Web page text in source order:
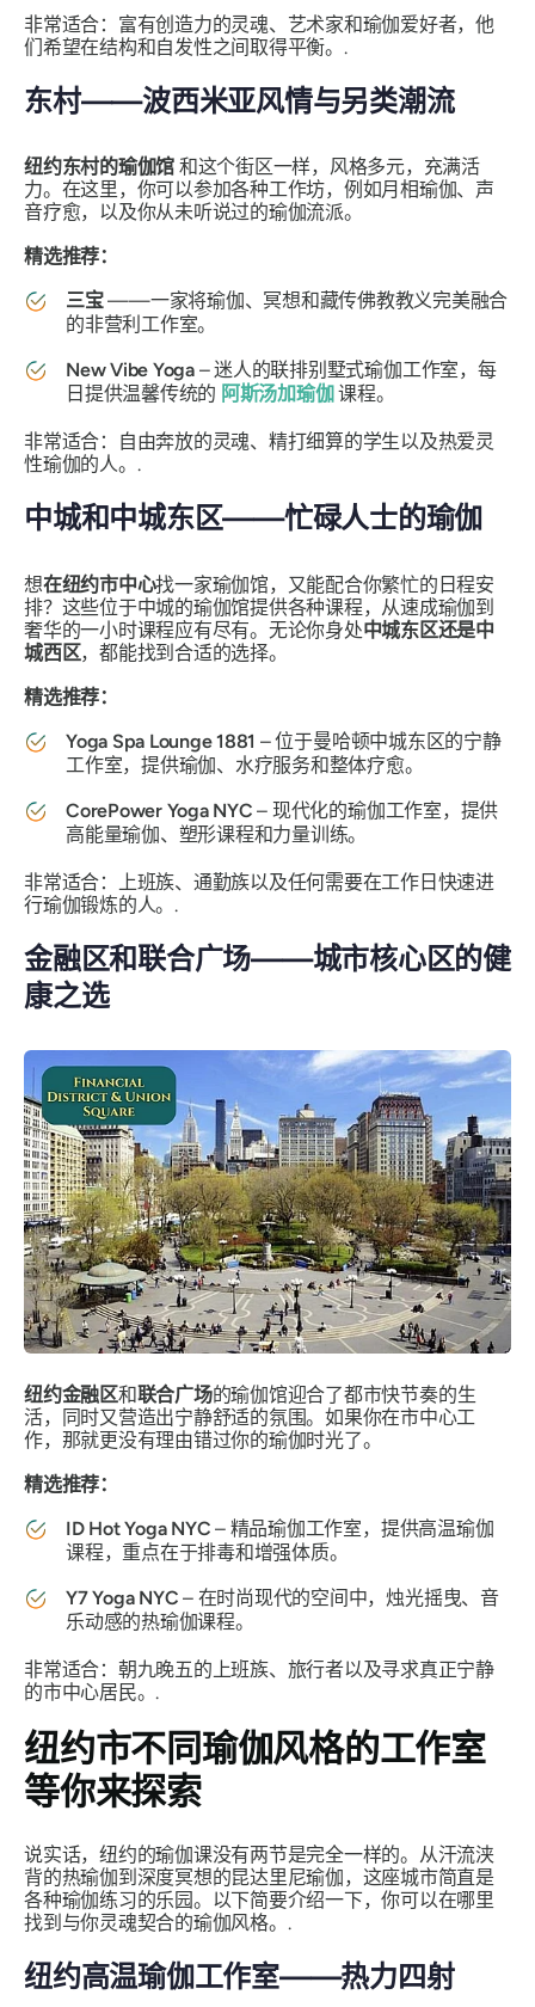
非常适合：富有创造力的灵魂、艺术家和瑜伽爱好者，他
们希望在结构和自发性之间取得平衡。.
东村——波西米亚风情与另类潮流
纽约东村的瑜伽馆 和这个街区一样，风格多元，充满活
力。在这里，你可以参加各种工作坊，例如月相瑜伽、声
音疗愈，以及你从未听说过的瑜伽流派。
精选推荐：
三宝——一家将瑜伽、冥想和藏传佛教教义完美融合
的非营利工作室。
New Vibe Yoga– 迷人的联排别墅式瑜伽工作室，每
日提供温馨传统的 阿斯汤加瑜伽 课程。
非常适合：自由奔放的灵魂、精打细算的学生以及热爱灵
性瑜伽的人。.
中城和中城东区——忙碌人士的瑜伽
想在纽约市中心找一家瑜伽馆，又能配合你繁忙的日程安
排？这些位于中城的瑜伽馆提供各种课程，从速成瑜伽到
奢华的一小时课程应有尽有。无论你身处中城东区还是中
城西区，都能找到合适的选择。
精选推荐：
Yoga Spa Lounge 1881 – 位于曼哈顿中城东区的宁静
工作室，提供瑜伽、水疗服务和整体疗愈。
CorePower Yoga NYC – 现代化的瑜伽工作室，提供
高能量瑜伽、塑形课程和力量训练。
非常适合：上班族、通勤族以及任何需要在工作日快速进
行瑜伽锻炼的人。.
金融区和联合广场——城市核心区的健
康之选
纽约金融区和联合广场的瑜伽馆迎合了都市快节奏的生
活，同时又营造出宁静舒适的氛围。如果你在市中心工
作，那就更没有理由错过你的瑜伽时光了。
精选推荐：
ID Hot Yoga NYC – 精品瑜伽工作室，提供高温瑜伽
课程，重点在于排毒和增强体质。
Y7 Yoga NYC– 在时尚现代的空间中，烛光摇曳、音
乐动感的热瑜伽课程。
非常适合：朝九晚五的上班族、旅行者以及寻求真正宁静
的市中心居民。.
纽约市不同瑜伽风格的工作室
等你来探索
说实话，纽约的瑜伽课没有两节是完全一样的。从汗流浃
背的热瑜伽到深度冥想的昆达里尼瑜伽，这座城市简直是
各种瑜伽练习的乐园。以下简要介绍一下，你可以在哪里
找到与你灵魂契合的瑜伽风格。.
纽约高温瑜伽工作室——热力四射